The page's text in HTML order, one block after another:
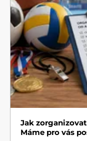
Jak
Máme pro vás